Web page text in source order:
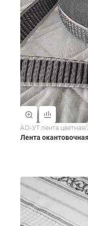
AD-УТ лента
Лента